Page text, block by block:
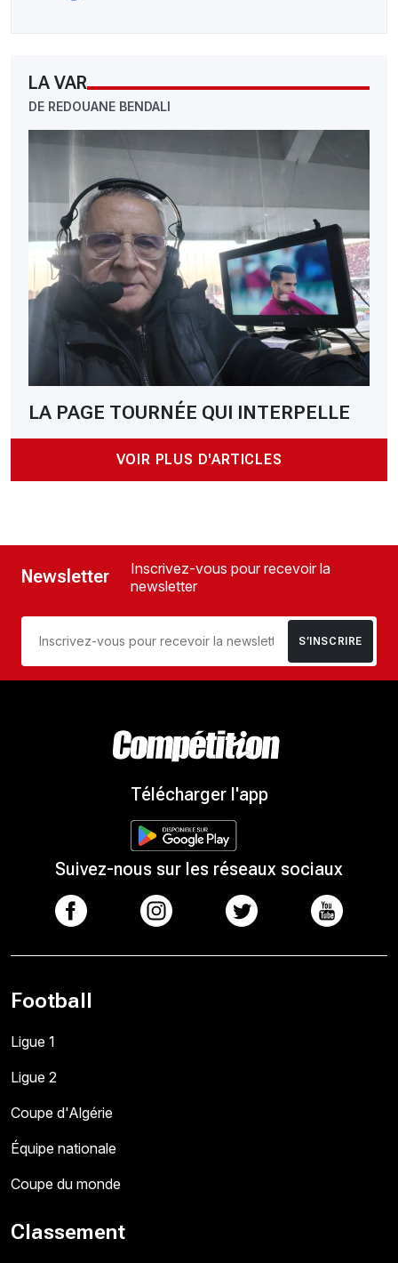
LA VAR
DE REDOUANE BENDALI
LA PAGE TOURNÉE QUI INTERPELLE
VOIR PLUS D'ARTICLES
Newsletter
Inscrivez-vous pour recevoir la
newsletter
S’INSCRIRE
Télécharger l'app
Suivez-nous sur les réseaux sociaux
Football
Ligue 1
Ligue 2
Coupe d'Algérie
Équipe nationale
Coupe du monde
Classement